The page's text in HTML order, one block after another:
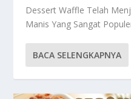
Dessert Waffle Telah
Manis Yang Sangat
BACA SELENGKAPNYA